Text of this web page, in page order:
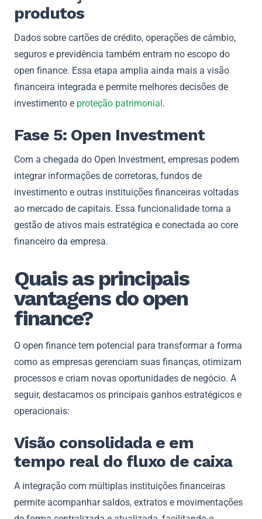
produtos
Dados sobre cartões de crédito, operações de câmbio,
seguros e previdência também entram no escopo do
open finance. Essa etapa amplia ainda mais a visão
financeira integrada e permite melhores decisões de
investimento e proteção patrimonial.
Fase 5: Open Investment
Com a chegada do Open Investment, empresas podem
integrar informações de corretoras, fundos de
investimento e outras instituições financeiras voltadas
ao mercado de capitais. Essa funcionalidade torna a
gestão de ativos mais estratégica e conectada ao core
financeiro da empresa.
Quais as principais
vantagens do open
finance?
O open finance tem potencial para transformar a forma
como as empresas gerenciam suas finanças, otimizam
processos e criam novas oportunidades de negócio. A
seguir, destacamos os principais ganhos estratégicos e
operacionais:
Visão consolidada e em
tempo real do fluxo de caixa
A integração com múltiplas instituições financeiras
permite acompanhar saldos, extratos e movimentações